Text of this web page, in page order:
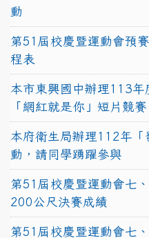
動
第51屆校慶暨運動會預
程表
本市東興國中辦理113年
「網紅就是你」短片競
本府衛生局辦理112年「
動，請同學踴躍參與
第51屆校慶暨運動會七
200公尺決賽成績
第51屆校慶暨運動會七